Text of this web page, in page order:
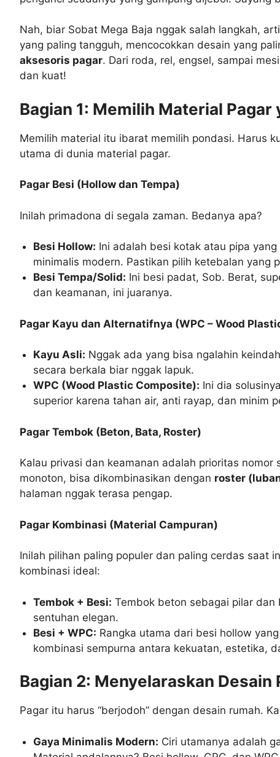
Nah, biar Sobat Mega Baja nggak salah langkah,
yang paling tangguh, mencocokkan desain yang
aksesoris pagar. Dari roda, rel, engsel, sampai
dan kuat!
Bagian 1: Memilih Material
Memilih material itu ibarat memilih pondasi. Harus
utama di dunia material pagar.
Pagar Besi (Hollow dan Tempa)
Inilah primadona di segala zaman. Bedanya apa?
Besi Hollow: Ini adalah besi kotak atau pipa
minimalis modern. Pastikan pilih ketebalan yang
Besi Tempa/Solid: Ini besi padat, Sob. Berat,
dan keamanan, ini juaranya.
Pagar Kayu dan Alternatifnya (WPC – Wood
Kayu Asli: Nggak ada yang bisa ngalahin
secara berkala biar nggak lapuk.
WPC (Wood Plastic Composite): Ini dia
superior karena tahan air, anti rayap, dan minim
Pagar Tembok (Beton, Bata, Roster)
Kalau privasi dan keamanan adalah prioritas
monoton, bisa dikombinasikan dengan roster
halaman nggak terasa pengap.
Pagar Kombinasi (Material Campuran)
Inilah pilihan paling populer dan paling cerdas saat
kombinasi ideal:
Tembok + Besi: Tembok beton sebagai pilar
sentuhan elegan.
Besi + WPC: Rangka utama dari besi hollow
kombinasi sempurna antara kekuatan, estetika,
Bagian 2: Menyelaraskan
Pagar itu harus “berjodoh” dengan desain rumah.
Gaya Minimalis Modern: Ciri utamanya adalah